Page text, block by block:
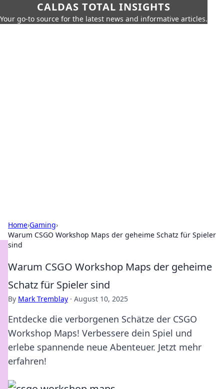
CALDAS TOTAL INSIGHTS
Your go-to source for the latest news and informative articles.
Home›Gaming›
Warum CSGO Workshop Maps der geheime Schatz für Spieler
sind
Warum CSGO Workshop Maps der geheime
Schatz für Spieler sind
By Mark Tremblay · August 10, 2025
Entdecke die verborgenen Schätze der CSGO
Workshop Maps! Verbessere dein Spiel und
erlebe spannende neue Abenteuer. Jetzt mehr
erfahren!